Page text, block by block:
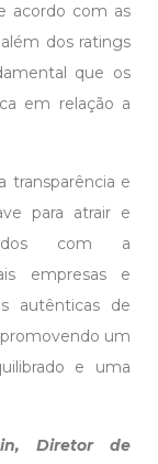
acordo com as
dos ratings
que os
em relação a
transparência e
para atrair e
com a
empresas e
autênticas de
um
e uma
Diretor de